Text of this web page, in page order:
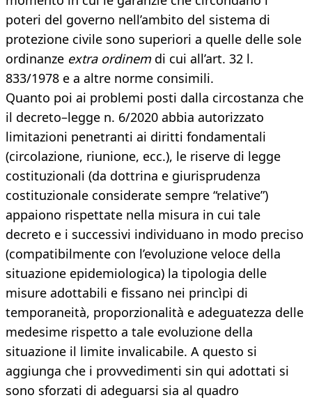
poteri del governo nell’ambito del sistema di
protezione civile sono superiori a quelle delle sole
ordinanze extra ordinemdi cui all’art. 32 l.
833/1978 e a altre norme consimili.
Quanto poi ai problemi posti dalla circostanza che
il decreto–legge n. 6/2020 abbia autorizzato
limitazioni penetranti ai diritti fondamentali
(circolazione, riunione, ecc.), le riserve di legge
costituzionali (da dottrina e giurisprudenza
costituzionale considerate sempre “relative”)
appaiono rispettate nella misura in cui tale
decreto e i successivi individuano in modo preciso
(compatibilmente con l’evoluzione veloce della
situazione epidemiologica) la tipologia delle
misure adottabili e fissano nei princìpi di
temporaneità, proporzionalità e adeguatezza delle
medesime rispetto a tale evoluzione della
situazione il limite invalicabile. A questo si
aggiunga che i provvedimenti sin qui adottati si
sono sforzati di adeguarsi sia al quadro